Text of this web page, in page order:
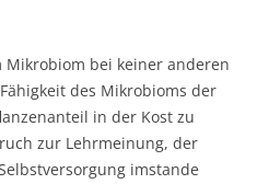
Mikrobiom bei keiner anderen
des Mikrobioms der
in der Kost zu
zur Lehrmeinung, der
imstande